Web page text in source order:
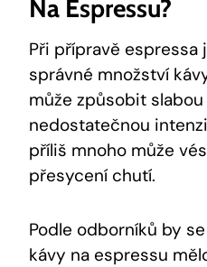
Na Espressu?
Při přípravě
správné množství
může způsobit
nedostatečnou
příliš mnoho může
přesycení chutí.
Podle odborníků by
kávy na espressu